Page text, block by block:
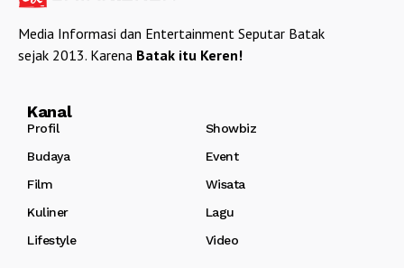
Media Informasi dan Entertainment Seputar Batak
sejak 2013. Karena Batak itu Keren!
Kanal
Profil
Showbiz
Budaya
Event
Film
Wisata
Kuliner
Lagu
Lifestyle
Video